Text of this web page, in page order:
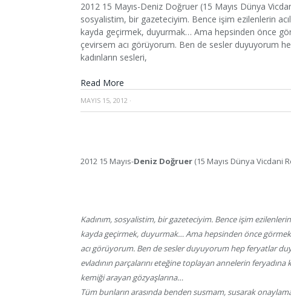
2012 15 Mayıs-Deniz Doğruer (15 Mayıs Dünya
sosyalistim, bir gazeteciyim. Bence işim ezilenlerin
kayda geçirmek, duyurmak… Ama hepsinden önce
çevirsem acı görüyorum. Ben de sesler duyuyorum
kadınların sesleri,
Read More
MAYIS 15, 2012 ·
2012 15 Mayıs-Deniz Doğruer (15 Mayıs Dünya Vicdani
Kadınım, sosyalistim, bir gazeteciyim. Bence işim
kayda geçirmek, duyurmak… Ama hepsinden önce
acı görüyorum. Ben de sesler duyuyorum hep feryatlar
evladının parçalarını eteğine toplayan annelerin feryadına
kemiği arayan gözyaşlarına…
Tüm bunların arasında benden susmam, susarak